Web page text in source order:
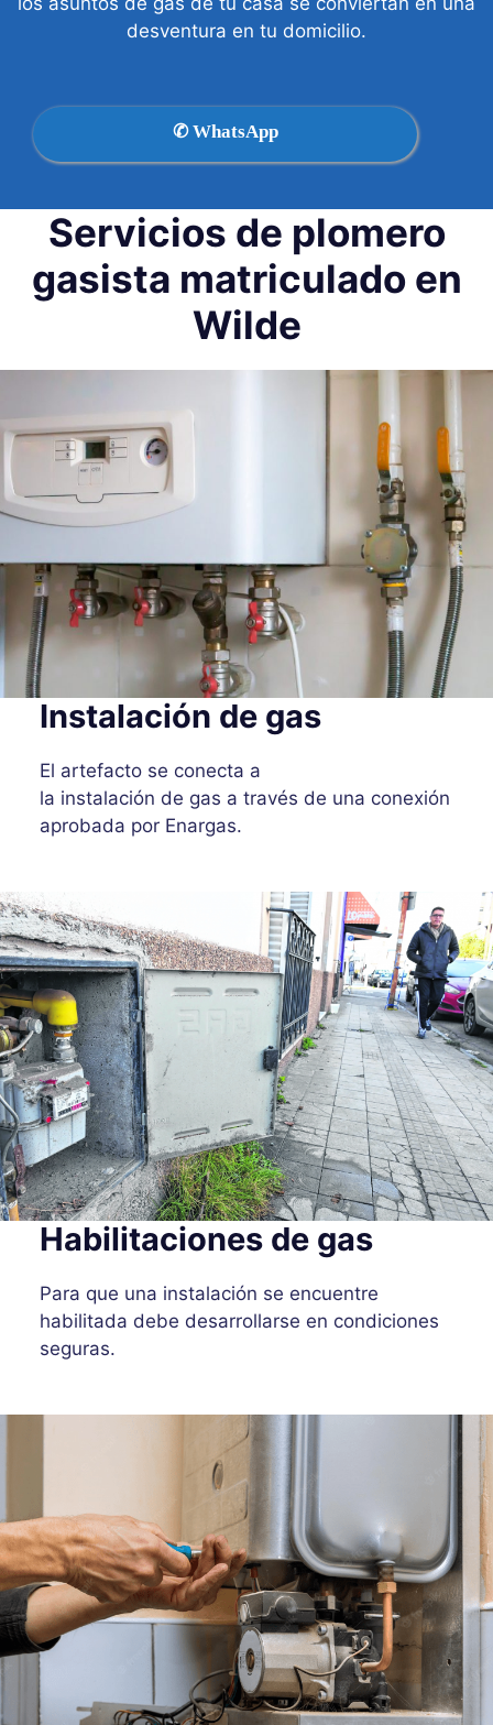
desventura en tu domicilio.
✆ WhatsApp
Servicios de plomero
gasista matriculado en
Wilde
Instalación de gas
El artefacto se conecta a
la instalación de gas a través de una conexión
aprobada por Enargas.
Habilitaciones de gas
Para que una instalación se encuentre
habilitada debe desarrollarse en condiciones
seguras.